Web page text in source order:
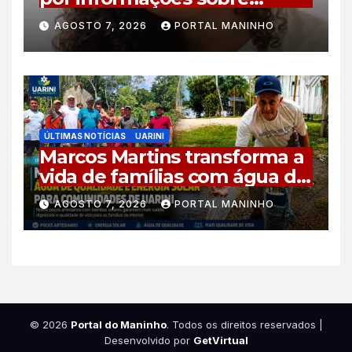
adolescente desaparecida
em Manaus
AGOSTO 7, 2026 PORTAL MANINHO
ÚLTIMAS NOTÍCIAS UARINI
Marcos Martins transforma a
vida de famílias com água de
qualidade e energia solar em
Uarini
AGOSTO 7, 2026 PORTAL MANINHO
© 2026 Portal do Maninho. Todos os direitos reservados
Desenvolvido por GetVirtual